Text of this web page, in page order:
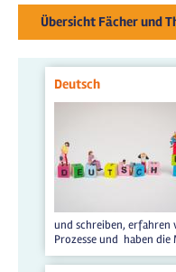
Übersicht Fächer und
Deutsch
und schreiben,
Prozesse und haben die